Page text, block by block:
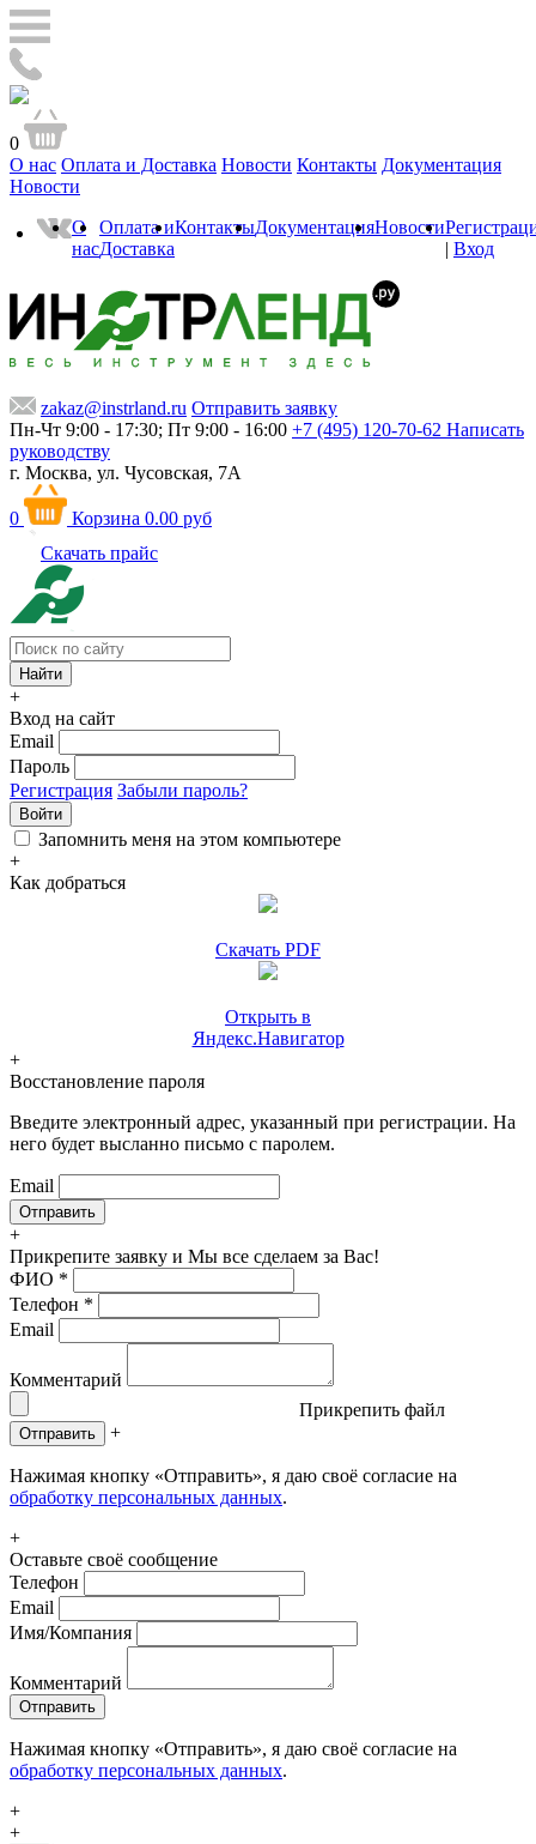
0
О нас Оплата и Доставка Новости Контакты Документация
Новости
О
нас
Оплата и
Доставка
КонтактыДокументацияНовости
| Вход
zakaz@instrland.ru Отправить заявку
Пн-Чт 9:00 - 17:30; Пт 9:00 - 16:00 +7 (495) 120-70-62 Написать
руководству
г. Москва, ул. Чусовская, 7А
0 Корзина 0.00 руб
Скачать прайс
+
Вход на сайт
Email
Пароль
Регистрация Забыли пароль?
Войти
Запомнить меня на этом компьютере
+
Как добраться
Скачать PDF
Открыть в
Яндекс.Навигатор
+
Восстановление пароля
Введите электронный адрес, указанный при регистрации. На
него будет высланно письмо с паролем.
Email
+
Прикрепите заявку и Мы все сделаем за Вас!
ФИО *
Телефон *
Email
Комментарий
Прикрепить файл
Отправить +
Нажимая кнопку «Отправить», я даю своё согласие на
обработку персональных данных.
+
Оставьте своё сообщение
Телефон
Email
Имя/Компания
Комментарий
Отправить
Нажимая кнопку «Отправить», я даю своё согласие на
обработку персональных данных.
+
+